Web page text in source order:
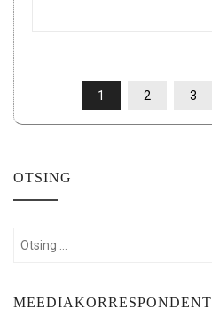
POSTITUSTE
LEHEKÜLJENDUS
1 2 3
OTSING
Search
MEEDIAKORRESPONDENT